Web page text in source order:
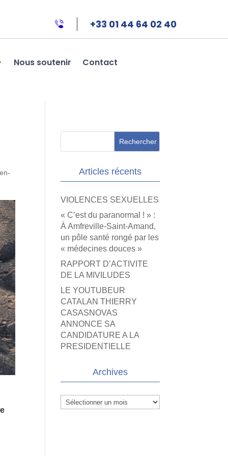
+33 01 44 64 02 40
Nous soutenir Contact
Articles récents
VIOLENCES SEXUELLES
« C’est du paranormal ! » :
À Amfreville-Saint-Amand,
un pôle santé rongé par les
« médecines douces »
RAPPORT D’ACTIVITE
DE LA MIVILUDES
LE YOUTUBEUR
CATALAN THIERRY
CASASNOVAS
ANNONCE SA
CANDIDATURE A LA
PRESIDENTIELLE
Archives
Archives